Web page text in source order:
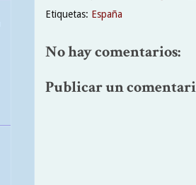
Etiquetas: España
No hay comentarios:
Publicar un